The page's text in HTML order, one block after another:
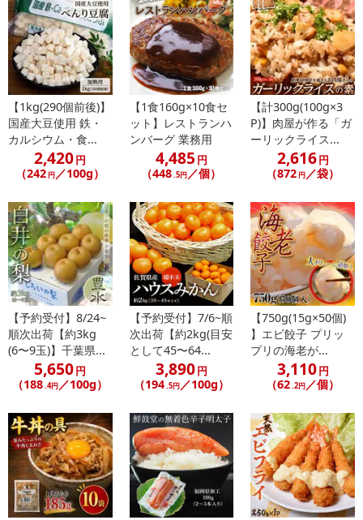
【1kg(290個前後)】
国産大豆使用 鉄・
カルシウム・食...
2,420円
（242 円 ／100g）
【1食160g×10食セ
ット】レストランハ
ンバーグ 業務用
4,485 円
（448 .5円 ／個）
【計300g(100g×3
P)】肉屋が作る「ガ
ーリックライス...
2,616円
（872 円 ／袋）
【予約受付】8/24~
順次出荷【約3kg
(6〜9玉)】千葉県...
5,650円
（188.4円／100g）
【予約受付】7/6~順
次出荷【約2kg(目安
として45〜64...
3,890円
（194.5円／100g）
【750g(15g×50個)
】エビ餃子 プリッ
プリの海老が...
3,110円
（62.2円／個）